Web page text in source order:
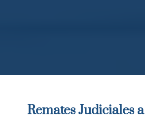
Remates Judiciales